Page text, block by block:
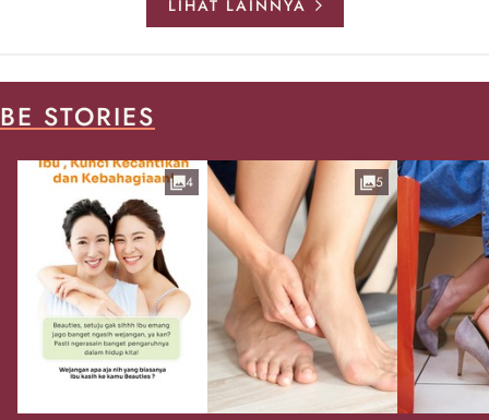
LIHAT LAINNYA
BE STORIES
4 5